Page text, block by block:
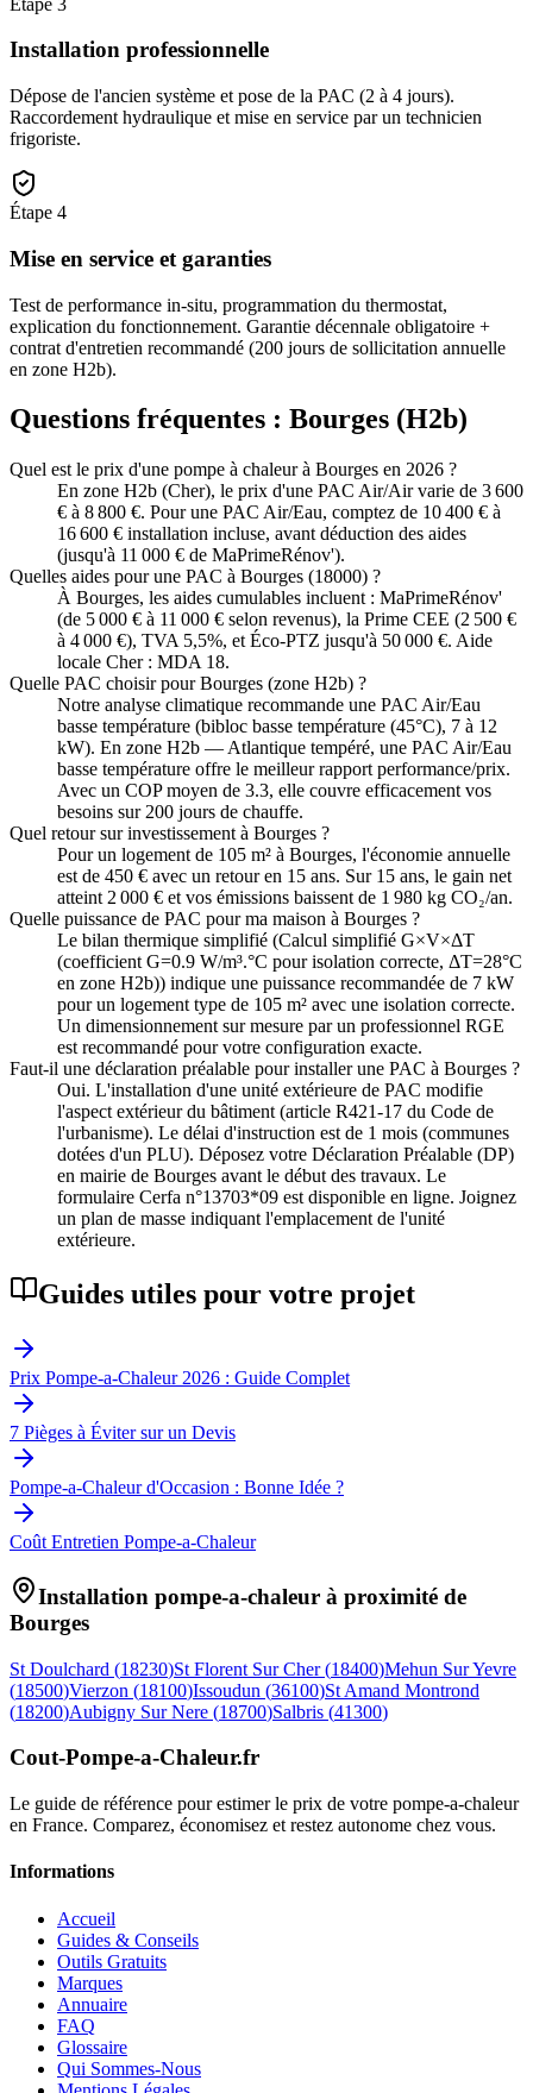
Installation professionnelle
Dépose de l'ancien système et pose de la PAC (2 à 4 jours).
Raccordement hydraulique et mise en service par un technicien
frigoriste.
Étape 4
Mise en service et garanties
Test de performance in-situ, programmation du thermostat,
explication du fonctionnement. Garantie décennale obligatoire +
contrat d'entretien recommandé (200 jours de sollicitation annuelle
en zone H2b).
Questions fréquentes : Bourges (H2b)
Quel est le prix d'une pompe à chaleur à Bourges en 2026 ?
En zone H2b (Cher), le prix d'une PAC Air/Air varie de 3 600
€ à 8 800 €. Pour une PAC Air/Eau, comptez de 10 400 € à
16 600 € installation incluse, avant déduction des aides
(jusqu'à 11 000 € de MaPrimeRénov').
Quelles aides pour une PAC à Bourges (18000) ?
À Bourges, les aides cumulables incluent : MaPrimeRénov'
(de 5 000 € à 11 000 € selon revenus), la Prime CEE (2 500 €
à 4 000 €), TVA 5,5%, et Éco-PTZ jusqu'à 50 000 €. Aide
locale Cher : MDA 18.
Quelle PAC choisir pour Bourges (zone H2b) ?
Notre analyse climatique recommande une PAC Air/Eau
basse température (bibloc basse température (45°C), 7 à 12
kW). En zone H2b — Atlantique tempéré, une PAC Air/Eau
basse température offre le meilleur rapport performance/prix.
Avec un COP moyen de 3.3, elle couvre efficacement vos
besoins sur 200 jours de chauffe.
Quel retour sur investissement à Bourges ?
Pour un logement de 105 m² à Bourges, l'économie annuelle
est de 450 € avec un retour en 15 ans. Sur 15 ans, le gain net
atteint 2 000 € et vos émissions baissent de 1 980 kg CO₂/an.
Quelle puissance de PAC pour ma maison à Bourges ?
Le bilan thermique simplifié (Calcul simplifié G×V×ΔT
(coefficient G=0.9 W/m³.°C pour isolation correcte, ΔT=28°C
en zone H2b)) indique une puissance recommandée de 7 kW
pour un logement type de 105 m² avec une isolation correcte.
Un dimensionnement sur mesure par un professionnel RGE
est recommandé pour votre configuration exacte.
Faut-il une déclaration préalable pour installer une PAC à Bourges ?
Oui. L'installation d'une unité extérieure de PAC modifie
l'aspect extérieur du bâtiment (article R421-17 du Code de
l'urbanisme). Le délai d'instruction est de 1 mois (communes
dotées d'un PLU). Déposez votre Déclaration Préalable (DP)
en mairie de Bourges avant le début des travaux. Le
formulaire Cerfa n°13703*09 est disponible en ligne. Joignez
un plan de masse indiquant l'emplacement de l'unité
extérieure.
Guides utiles pour votre projet
Prix Pompe-a-Chaleur 2026 : Guide Complet
7 Pièges à Éviter sur un Devis
Pompe-a-Chaleur d'Occasion : Bonne Idée ?
Coût Entretien Pompe-a-Chaleur
Installation pompe-a-chaleur à proximité de
Bourges
St Doulchard (18230)St Florent Sur Cher (18400)Mehun Sur Yevre
(18500)Vierzon (18100)Issoudun (36100)St Amand Montrond
(18200)Aubigny Sur Nere (18700)Salbris (41300)
Cout-Pompe-a-Chaleur.fr
Le guide de référence pour estimer le prix de votre pompe-a-chaleur
en France. Comparez, économisez et restez autonome chez vous.
Informations
Accueil
Guides & Conseils
Outils Gratuits
Marques
Annuaire
FAQ
Glossaire
Qui Sommes-Nous